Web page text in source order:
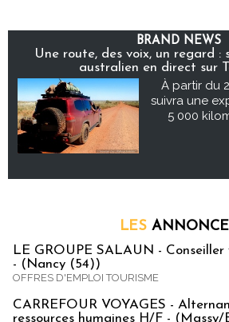
BRAND NEWS
Une route, des voix, un regard :
australien en direct sur
À partir du
suivra une
5 000
LES
LE GROUPE SALAUN - Conseiller
- (Nancy (54))
OFFRES D'EMPLOI TOURISME
CARREFOUR VOYAGES -
ressources humaines H/F - (Massy/